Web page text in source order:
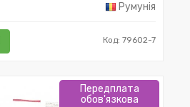
Румунія
Код: 79602-7
Передплата
обов'язкова